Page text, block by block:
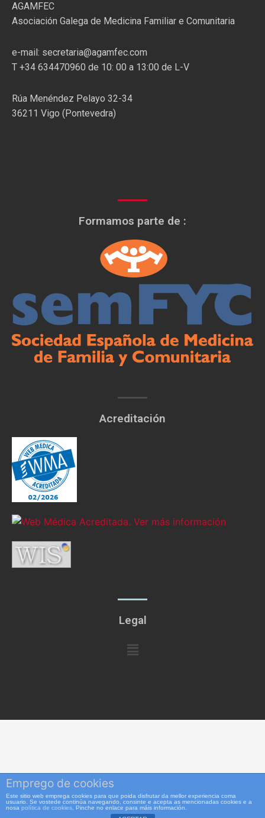
AGAMFEC
Asociación Galega de Medicina Familiar e Comunitaria
e-mail: secretaria@agamfec.com
T +34 634470960 de 10: 00 a 13:00 de L-V
Rúa Menéndez Pelayo 32-34
36211 Vigo (Pontevedra)
Formamos parte de :
Acreditación
Legal
Menú
Emprego de cookies
Este sitio web emprega cookies para que poida disfrutar da mellor experiencia coma
usuario. Se vostede continúa navegando, consinte e acepta as mencionadas cookies e a
nosa política de cookies , Pinche no enlace para máis información.